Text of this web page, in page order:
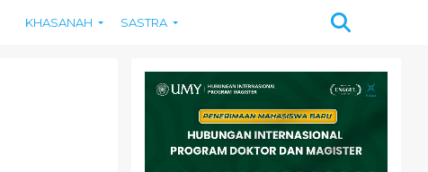
KHASANAH SASTRA